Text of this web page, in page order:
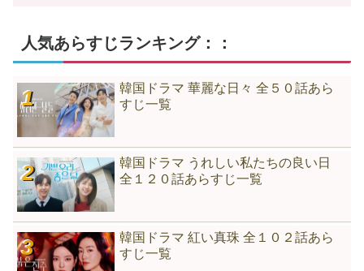
人気あらすじランキング：：
韓国ドラマ 華麗な日々 全５０話あら
すじ一覧
韓国ドラマ うれしい私たちの良い日
全１２０話あらすじ一覧
韓国ドラマ 紅い真珠 全１０２話あら
すじ一覧